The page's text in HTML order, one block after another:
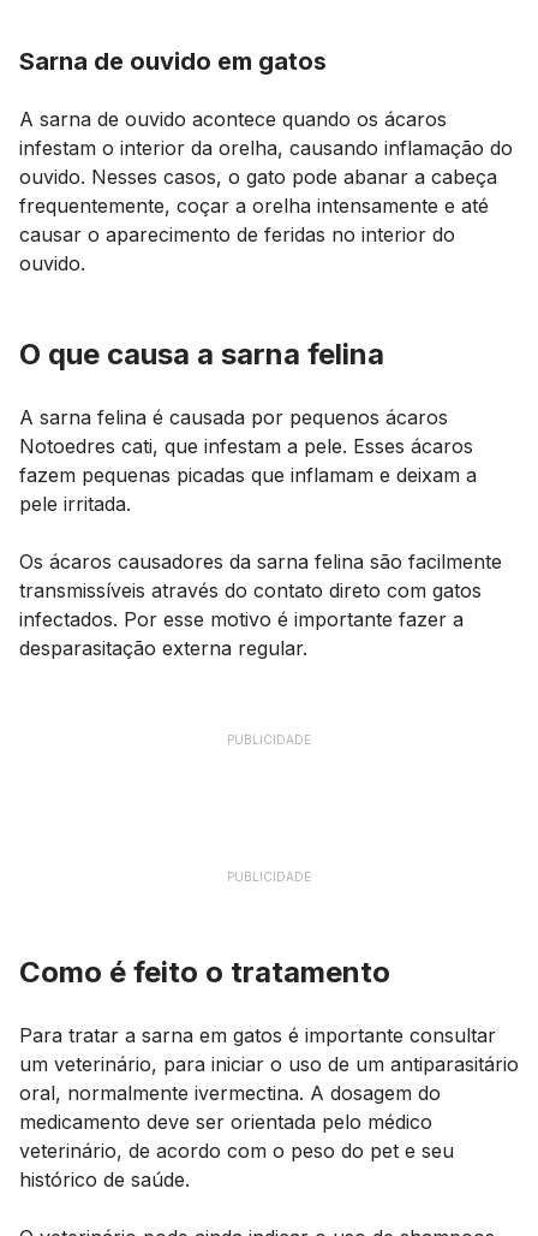
Sarna de ouvido em gatos
A sarna de ouvido acontece quando os ácaros
infestam o interior da orelha, causando inflamação do
ouvido. Nesses casos, o gato pode abanar a cabeça
frequentemente, coçar a orelha intensamente e até
causar o aparecimento de feridas no interior do
ouvido.
O que causa a sarna felina
A sarna felina é causada por pequenos ácaros
Notoedres cati, que infestam a pele. Esses ácaros
fazem pequenas picadas que inflamam e deixam a
pele irritada.
Os ácaros causadores da sarna felina são facilmente
transmissíveis através do contato direto com gatos
infectados. Por esse motivo é importante fazer a
desparasitação externa regular.
PUBLICIDADE
PUBLICIDADE
Como é feito o tratamento
Para tratar a sarna em gatos é importante consultar
um veterinário, para iniciar o uso de um antiparasitário
oral, normalmente ivermectina. A dosagem do
medicamento deve ser orientada pelo médico
veterinário, de acordo com o peso do pet e seu
histórico de saúde.